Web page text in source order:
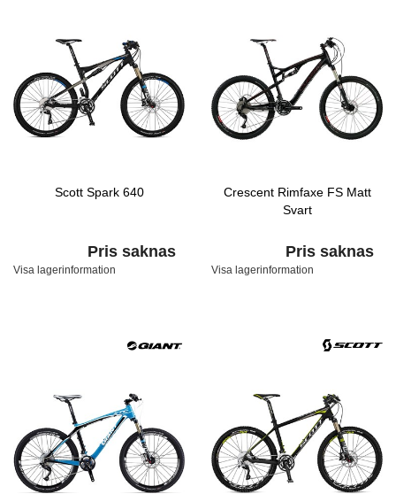
Scott Spark 640
Pris saknas
Visa lagerinformation
Crescent Rimfaxe FS Matt
Svart
Pris saknas
Visa lagerinformation